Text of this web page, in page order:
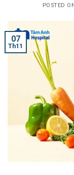
POSTED
07
Th11